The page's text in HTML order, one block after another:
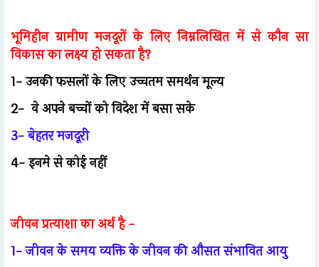
भूमिहीन ग्रामीण मजदूरों के लिए निम्नलिखित में से कौन सा
विकास का लक्ष्य हो सकता है?
1- उनकी फसलों के लिए उच्चतम समर्थन मूल्य
2- वे अपने बच्चों को विदेश में बसा सके
3- बेहतर मजदूरी
4- इनमे से कोई नहीं
जीवन प्रत्याशा का अर्थ है -
1- जीवन के समय व्यक्ति के जीवन की औसत संभावित आयु